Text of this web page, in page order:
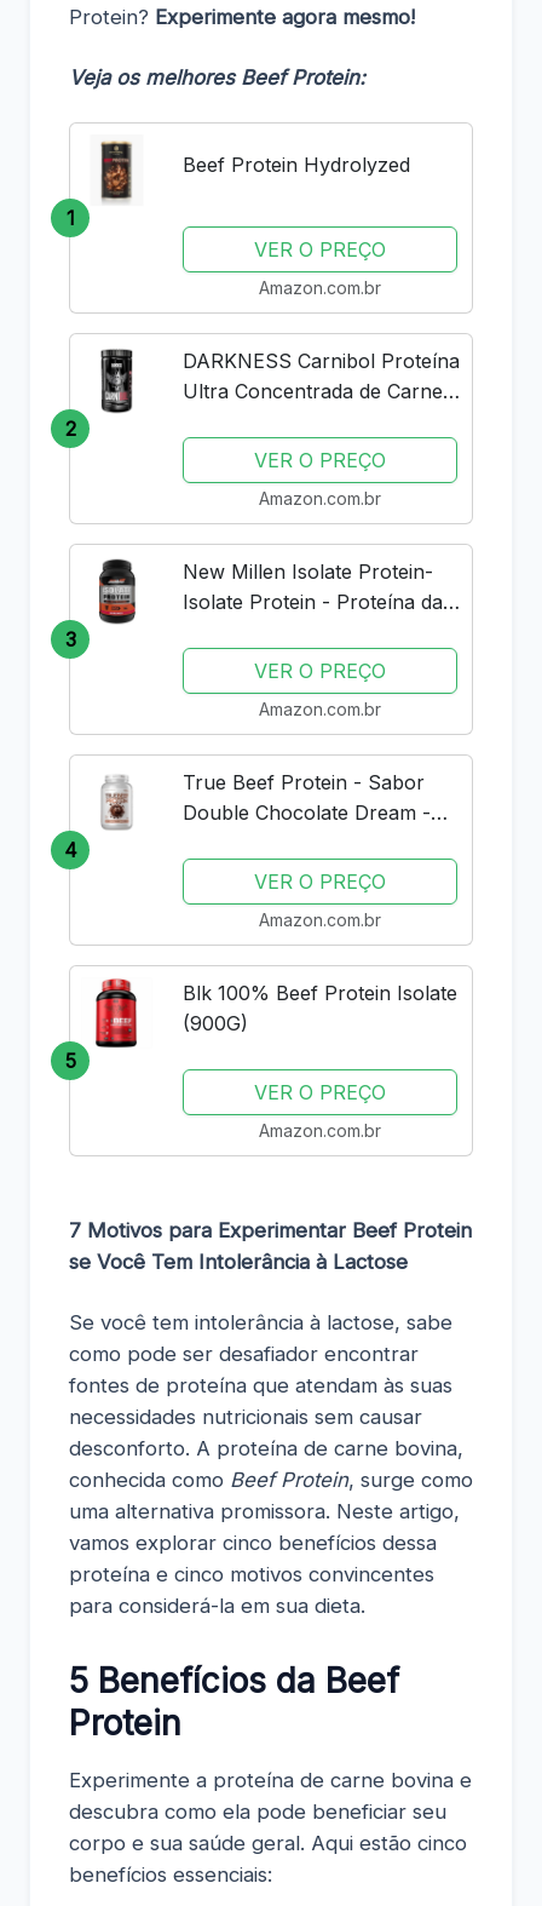
Protein? Experimente agora mesmo!
Veja os melhores Beef Protein:
1
Beef Protein Hydrolyzed
VER O PREÇO
Amazon.com.br
2
DARKNESS Carnibol Proteína
Ultra Concentrada de Carne
Complemento Proteico de
Alto Rendimento - Ganho de
Massa Muscular e Aumento
de...
VER O PREÇO
Amazon.com.br
3
New Millen Isolate Protein-
Isolate Protein - Proteína da
VER O PREÇO
Amazon.com.br
4
True Beef Protein - Sabor
Double Chocolate Dream -
VER O PREÇO
Amazon.com.br
5
Blk 100% Beef Protein Isolate
(900G)
VER O PREÇO
Amazon.com.br
7 Motivos para Experimentar Beef Protein
se Você Tem Intolerância à Lactose
Se você tem intolerância à lactose, sabe
como pode ser desafiador encontrar
fontes de proteína que atendam às suas
necessidades nutricionais sem causar
desconforto. A proteína de carne bovina,
conhecida como Beef Protein, surge como
uma alternativa promissora. Neste artigo,
vamos explorar cinco benefícios dessa
proteína e cinco motivos convincentes
para considerá-la em sua dieta.
5 Benefícios da Beef
Protein
Experimente a proteína de carne bovina e
descubra como ela pode beneficiar seu
corpo e sua saúde geral. Aqui estão cinco
benefícios essenciais: